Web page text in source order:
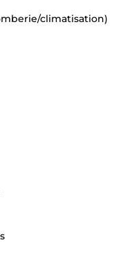
climatisation)